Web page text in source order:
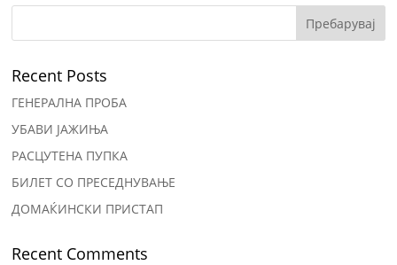
Recent Posts
ГЕНЕРАЛНА ПРОБА
УБАВИ ЈАЖИЊА
РАСЦУТЕНА ПУПКА
БИЛЕТ СО ПРЕСЕДНУВАЊЕ
ДОМАЌИНСКИ ПРИСТАП
Recent Comments